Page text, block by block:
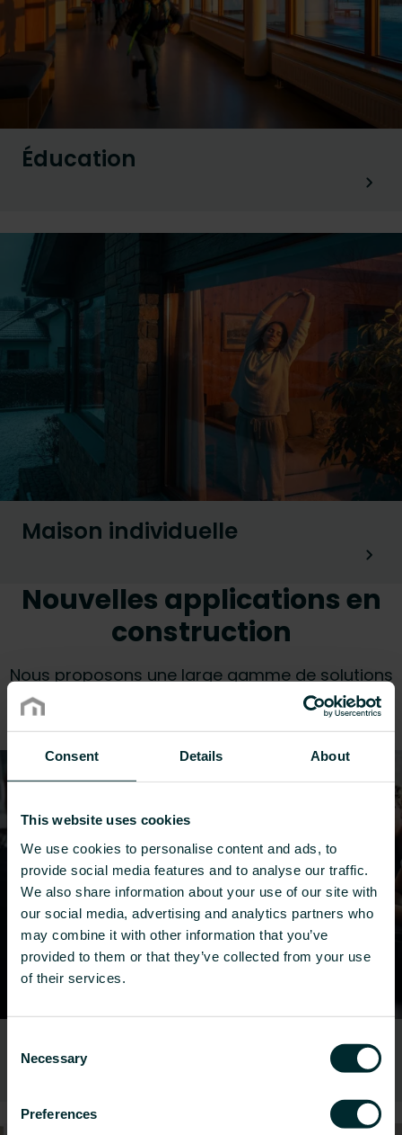
Consent Details About
This website uses cookies
We use cookies to personalise content and ads, to
provide social media features and to analyse our traffic.
We also share information about your use of our site with
our social media, advertising and analytics partners who
may combine it with other information that you’ve
provided to them or that they’ve collected from your use
of their services.
Selection
Necessary
Preferences
Éducation
Maison individuelle
Nouvelles applications en
construction
Nous proposons une large gamme de solutions
de chauffage et de rafraîchissement pour les
Bureaux